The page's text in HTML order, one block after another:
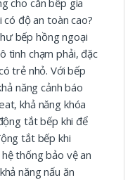
cho căn bếp gia
có độ an toàn cao?
bếp hồng ngoại
tình chạm phải, đặc
trẻ nhỏ. Với bếp
năng cảnh báo
khả năng khóa
tắt bếp khi để
tắt bếp khi
thống bảo vệ an
năng nấu ăn